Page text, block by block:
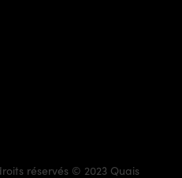
réservés © 2023 Quais